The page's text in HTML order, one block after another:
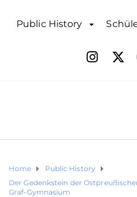
Public History
Home
Public History
Der Gedenkstein der
Graf-Gymnasium